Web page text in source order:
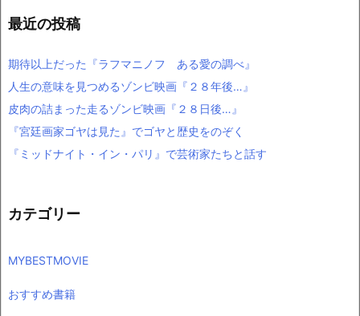
最近の投稿
期待以上だった『ラフマニノフ ある愛の調べ』
人生の意味を見つめるゾンビ映画『２８年後…』
皮肉の詰まった走るゾンビ映画『２８日後…』
『宮廷画家ゴヤは見た』でゴヤと歴史をのぞく
『ミッドナイト・イン・パリ』で芸術家たちと話す
カテゴリー
MYBESTMOVIE
おすすめ書籍